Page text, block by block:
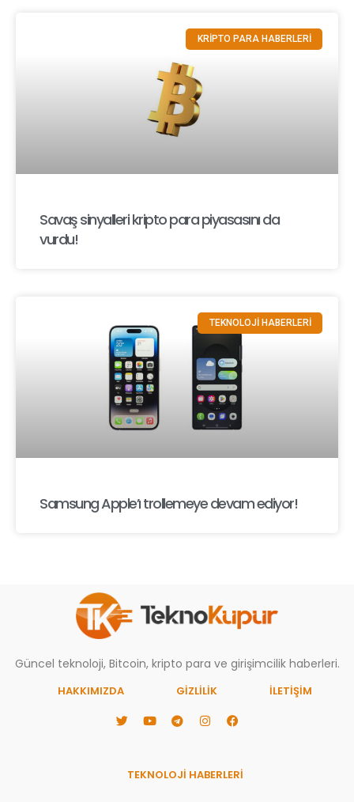
KRİPTO PARA HABERLERİ
Savaş sinyalleri kripto para piyasasını da
vurdu!
TEKNOLOJİ HABERLERİ
Samsung Apple’ı trollemeye devam ediyor!
Güncel teknoloji, Bitcoin, kripto para ve girişimcilik haberleri.
HAKKIMIZDA GIZLILIK İLETİŞİM
TEKNOLOJİ HABERLERİ